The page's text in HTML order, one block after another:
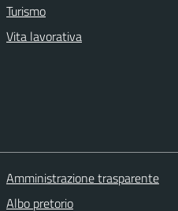
Turismo
Vita lavorativa
Amministrazione trasparente
Albo pretorio